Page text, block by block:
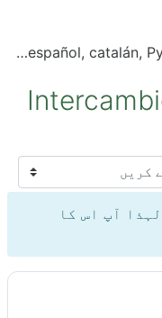
Intercambio español, catalán, Русски,
آپ اس کا